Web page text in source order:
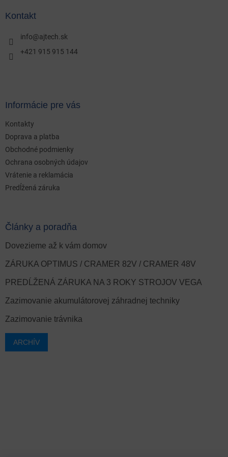
Kontakt
info@ajtech.sk
+421 915 915 144
Informácie pre vás
Kontakty
Doprava a platba
Obchodné podmienky
Ochrana osobných údajov
Vrátenie a reklamácia
Predĺžená záruka
Články a poradňa
Dovezieme až k vám domov
ZÁRUKA OPTIMUS / CRAMER 82V / CRAMER 48V
PREDĹŽENÁ ZÁRUKA NA 3 ROKY STROJOV VEGA
Zazimovanie akumulátorovej záhradnej techniky
Zazimovanie trávnika
ARCHÍV